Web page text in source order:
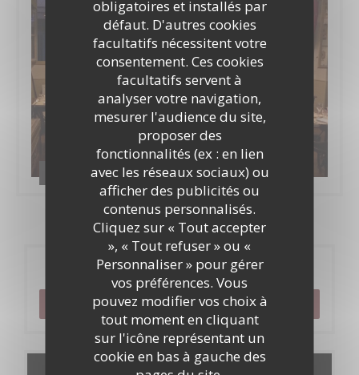
obligatoires et installés par
défaut. D'autres cookies
facultatifs nécessitent votre
consentement. Ces cookies
facultatifs servent à
analyser votre navigation,
mesurer l'audience du site,
proposer des
fonctionnalités (ex : en lien
avec les réseaux sociaux) ou
afficher des publicités ou
contenus personnalisés.
Cliquez sur « Tout accepter
», « Tout refuser » ou «
Personnaliser » pour gérer
vos préférences. Vous
pouvez modifier vos choix à
tout moment en cliquant
sur l'icône représentant un
cookie en bas à gauche des
Le bistrot de l'etoile
Réservation
RÉSERVER